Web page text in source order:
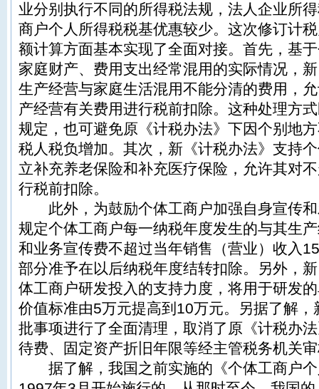
业分别执行不同的所得税法规，法人企业所
商户个人所得税税基优惠较少。这次修订计
额计算方面基本实现了全面对接。首先，基
家庭财产、费用支出经常混用的实际情况，
生产经营与家庭生活混用不能分清的费用，
产经营有关费用进行税前扣除。这种处理方
规定，也可避免原《计税办法》下因个别地
税人税负增加。其次，新《计税办法》支持
立补充养老保险和补充医疗保险，允许其对
行税前扣除。
此外，为鼓励个体工商户加强自身宣传和
规定个体工商户每一纳税年度发生的与其生
和业务宣传费不超过当年销售（营业）收入
部分准予在以后纳税年度结转扣除。另外，
体工商户研发投入的支持力度，将用于研发
价值标准由5万元提高到10万元。另据了解
批事项进行了全面清理，取消了原《计税办
待费、固定资产折旧年限等经主管税务机关
据了解，我国之前实施的《个体工商户个